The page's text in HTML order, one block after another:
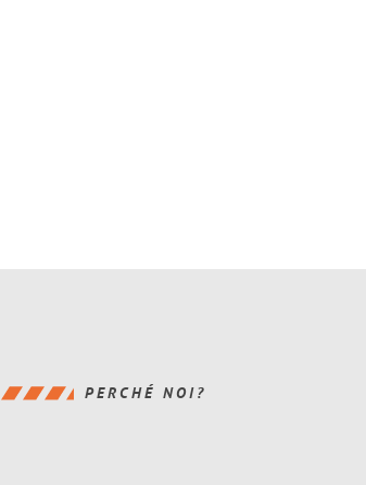
PERCHÉ NOI?